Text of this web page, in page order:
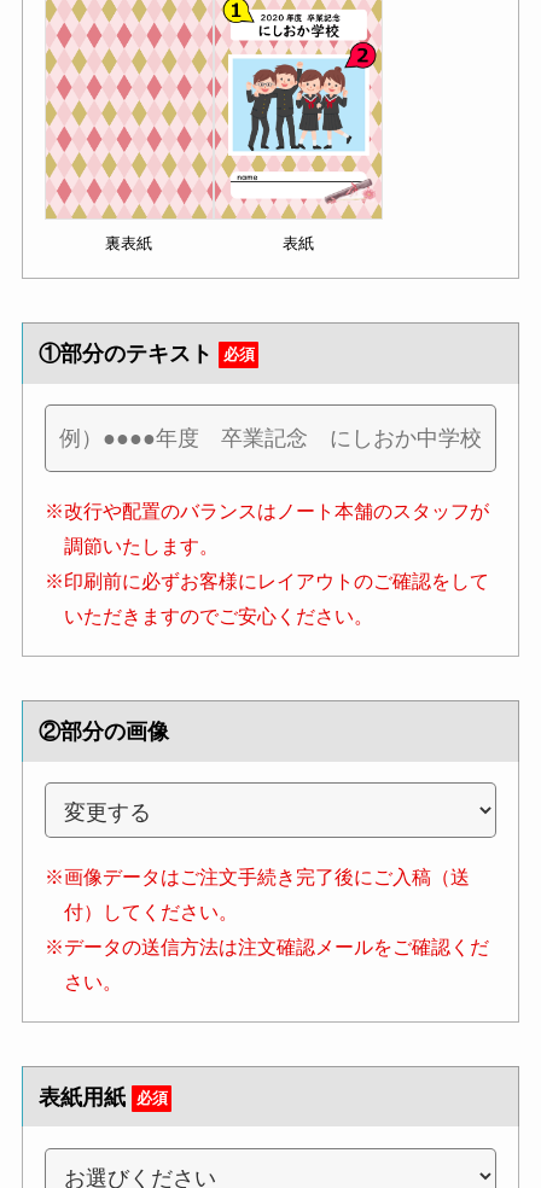
裏表紙 表紙
①部分のテキスト 必須
※改行や配置のバランスはノート本舗のスタッフが
調節いたします。
※印刷前に必ずお客様にレイアウトのご確認をして
いただきますのでご安心ください。
②部分の画像
※画像データはご注文手続き完了後にご入稿（送
付）してください。
※データの送信方法は注文確認メールをご確認くだ
さい。
表紙用紙 必須